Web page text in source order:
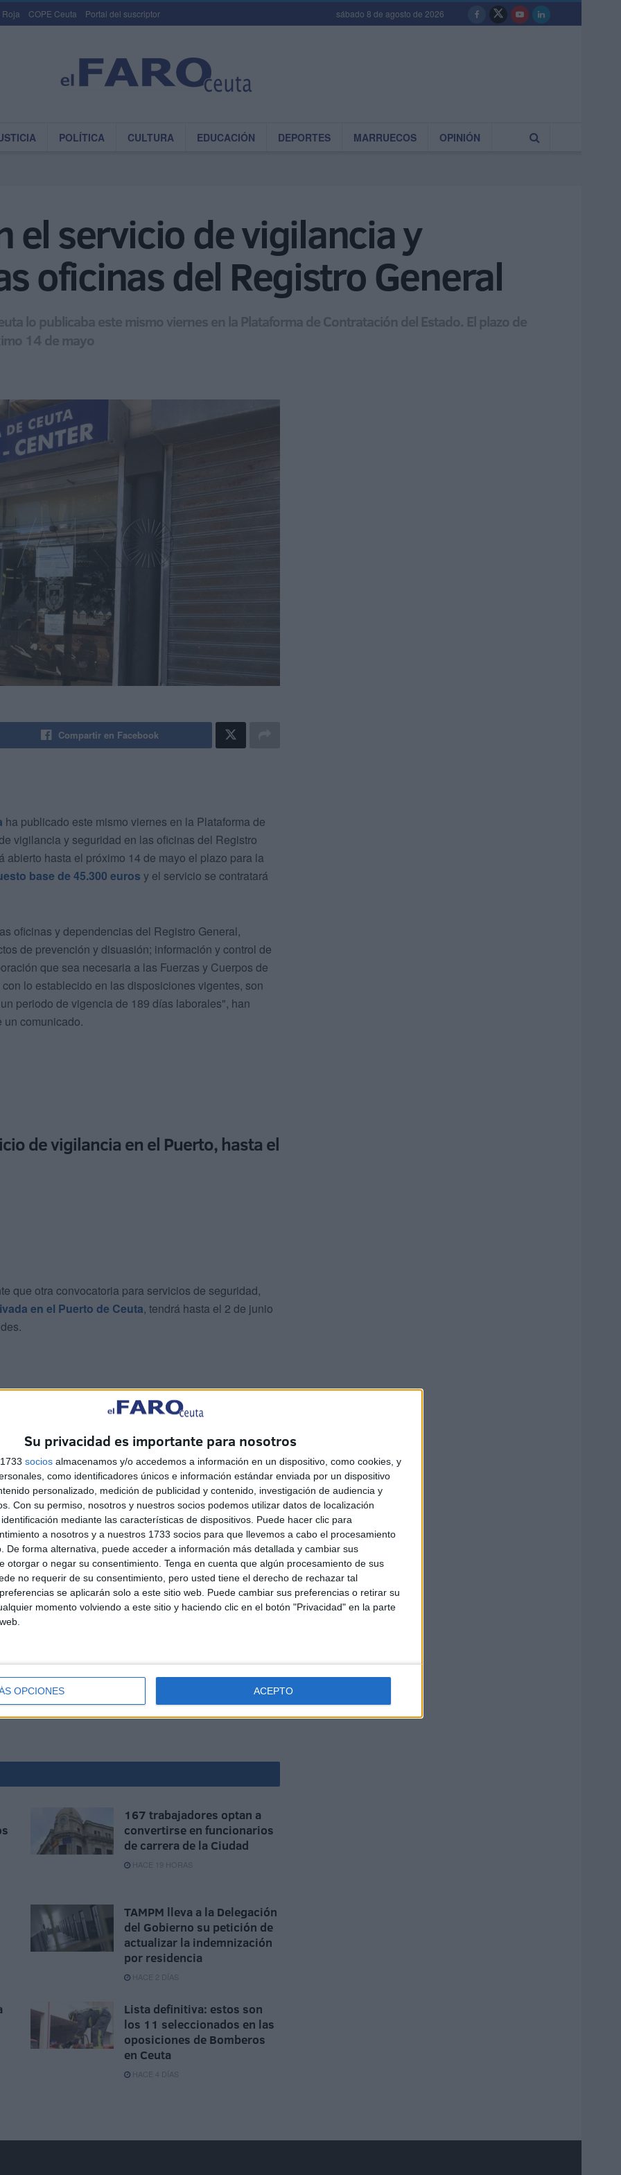
Su privacidad es importante para nosotros
socios almacenamos y/o accedemos a información en un dispositivo, como cookies, y
como identificadores únicos e información estándar enviada por un dispositivo
personalizado, medición de publicidad y contenido, investigación de audiencia y
Con su permiso, nosotros y nuestros socios podemos utilizar datos de localización
mediante las características de dispositivos. Puede hacer clic para
a nosotros y a nuestros 1733 socios para que llevemos a cabo el procesamiento
De forma alternativa, puede acceder a información más detallada y cambiar sus
otorgar o negar su consentimiento. Tenga en cuenta que algún procesamiento de sus
no requerir de su consentimiento, pero usted tiene el derecho de rechazar tal
se aplicarán solo a este sitio web. Puede cambiar sus preferencias o retirar su
momento volviendo a este sitio y haciendo clic en el botón "Privacidad" en la parte
OPCIONES ACEPTO
Roja COPE Ceuta Portal del suscriptor sábado 8 de agosto de 2026
POLÍTICA CULTURA EDUCACIÓN DEPORTES MARRUECOS OPINIÓN
el servicio de vigilancia y
oficinas del Registro General
lo publicaba este mismo viernes en la Plataforma de Contratación del Estado. El plazo de
14 de mayo
Compartir en Facebook
ha publicado este mismo viernes en la Plataforma de
vigilancia y seguridad en las oficinas del Registro
hasta el próximo 14 de mayo el plazo para la
base de 45.300 euros y el servicio se contratará
oficinas y dependencias del Registro General,
de prevención y disuasión; información y control de
que sea necesaria a las Fuerzas y Cuerpos de
lo establecido en las disposiciones vigentes, son
periodo de vigencia de 189 días laborales", han
un comunicado.
de vigilancia en el Puerto, hasta el
que otra convocatoria para servicios de seguridad,
en el Puerto de Ceuta, tendrá hasta el 2 de junio
Transportes, Movilidad y Agenda Urbana para el
de la estación marítima, en la zona de acceso de
muelle Cañonero Dato, el carril de salida de vehículos
de Ceuta.
euros para un plazo de ejecución de 12 meses.
al periodo anterior. Los criterios objetivos de la
la calidad. Las propuestas presentadas en archivo
anuncia la Ciudad, se presentarán a través de la
167 trabajadores optan a
convertirse en funcionarios
de carrera de la Ciudad
HACE 19 HORAS
TAMPM lleva a la Delegación
del Gobierno su petición de
actualizar la indemnización
por residencia
HACE 2 DÍAS
Lista definitiva: estos son
los 11 seleccionados en las
oposiciones de Bomberos
en Ceuta
HACE 4 DÍAS